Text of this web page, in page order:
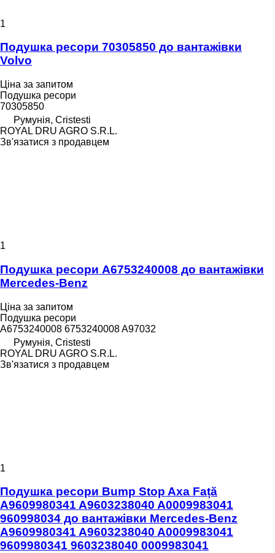
1
Подушка ресори 70305850 до вантажівки
Volvo
Ціна за запитом
Подушка ресори
70305850
Румунія, Cristesti
ROYAL DRU AGRO S.R.L.
Зв'язатися з продавцем
1
Подушка ресори A6753240008 до вантажівки
Mercedes-Benz
Ціна за запитом
Подушка ресори
A6753240008 6753240008 A97032
Румунія, Cristesti
ROYAL DRU AGRO S.R.L.
Зв'язатися з продавцем
1
Подушка ресори Bump Stop Axa Față
A9609980341 A9603238040 A0009983041
960998034 до вантажівки Mercedes-Benz
A9609980341 A9603238040 A0009983041
9609980341 9603238040 0009983041